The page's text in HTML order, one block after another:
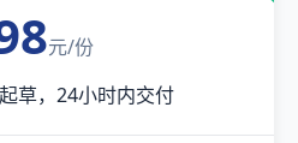
元/份
草，24小时内交付